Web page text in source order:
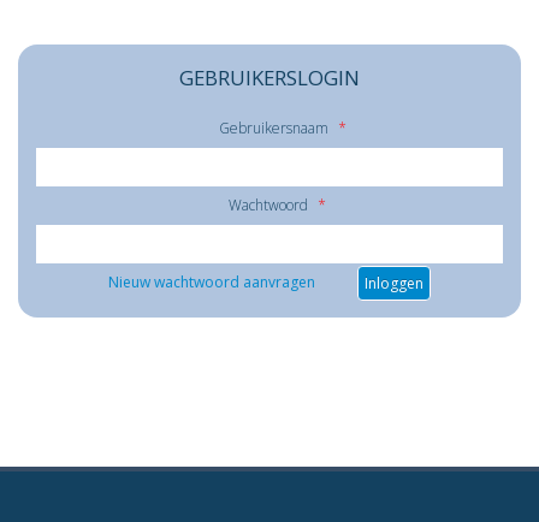
GEBRUIKERSLOGIN
Gebruikersnaam *
Wachtwoord *
Nieuw wachtwoord aanvragen